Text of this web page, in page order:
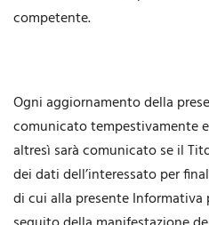
competente.
Ogni aggiornamento della
comunicato tempestivamente
altresì sarà comunicato se il
dei dati dell’interessato per
di cui alla presente Informativa